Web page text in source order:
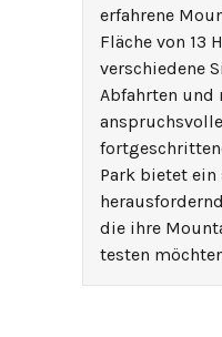
erfahrene
Fläche von 13
verschiedene
Abfahrten und
Park bietet ein
die ihre
testen